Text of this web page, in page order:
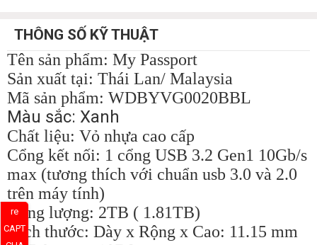
THÔNG SỐ KỸ THUẬT
Tên sản phẩm: My Passport
Sản xuất tại: Thái Lan/ Malaysia
Mã sản phẩm: WDBYVG0020BBL
Màu sắc: Xanh
Chất liệu: Vỏ nhựa cao cấp
Cổng kết nối: 1 cổng USB 3.2 Gen1 10Gb/s
max (tương thích với chuẩn usb 3.0 và 2.0
trên máy tính)
Dung lượng: 2TB ( 1.81TB)
Kích thước: Dày x Rộng x Cao: 11.15 mm
re
CAPT